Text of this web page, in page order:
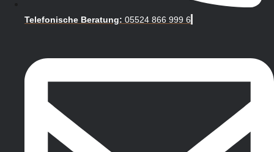
Telefonische Beratung: 05524 866 999 6